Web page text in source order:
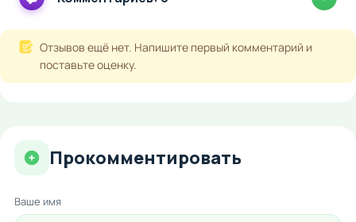
Отзывов ещё нет. Напишите первый комментарий и
поставьте оценку.
Прокомментировать
Ваше имя